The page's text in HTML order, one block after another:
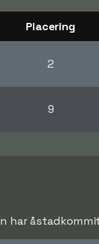
Placering
2
9
har